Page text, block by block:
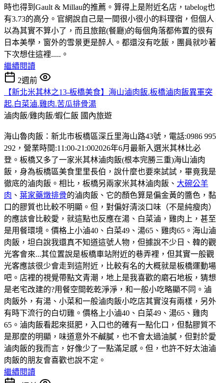
時也得到Gault & Millau的推薦。算得上是附近名店，tabelog也
有3.73的高分。官網說自己是一間很小很小的料理宿，但個人
以為其實不算小了，而且旅館(餐廳)的每個角落都佈置的很有
日本美學，窗外的雪景更是醉人。都還沒有吃飯，團員就吵著
下次想住這裡.....。
繼續閱讀
2週前
【新北米其林之13-板橋美食】海山滷肉飯.板橋滷肉飯異軍突
起.白菜滷.雞肉.苦瓜排骨湯
滷肉飯/雞肉飯/蝦仁飯 國內旅遊
海山魯肉飯：新北市板橋區深丘里海山路43號，電話:0986 995
292，營業時間:11:00-21:002026年6月最新入選米其林比必
登。板橋又多了一家米其林滷肉飯(根本完勝三重)海山滷肉
飯，身為板橋區美食里里長伯，說什麼也要來試試，畢竟我是
徹底的滷肉飯。相比，板橋另兩家米其林滷肉飯、 大碗公羊
肉 、 葉家藥燉排骨的滷肉飯、它的顏色算是偏金黃的醬色，黏
口的膠質也比較不明顯。但，對偏好清淡口味（不是純瘦肉）
的應該會比較愛，就這點也反應在湯、白菜滷，雞肉上，甚至
是用餐環境。價格上小滷40、白菜49、湯65、雞肉65。海山滷
肉飯，坦白說我還真不知道這號人物，但據說不少日、韓的觀
光客會來...其位置說是板橋車站附近的巷弄裡，但其實一般觀
光客應該很少會走到這附近，比較有名的大概就是板橋運動場
吧。店裡的視覺帶點文青潮，地上是我喜歡的磨石地板，猜想
是老宅改建的?用餐空間乾乾淨淨，和一般小吃略顯不同。滷
肉飯外，有湯、小菜和一般滷肉飯小吃店其實沒有兩樣，另外
有時下流行的白切雞。價格上小滷40、白菜49、湯65、雞肉
65。滷肉飯看起來挺肥，入口也的確有一點化口，但黏膠質不
是那麼的明顯，味道意外不鹹膩，也不會太過油膩，但對於愛
滷肉飯的我而言，好像少了一點滿足感。但，也許不好太油滷
肉飯的朋友會喜歡也說不定。
繼續閱讀